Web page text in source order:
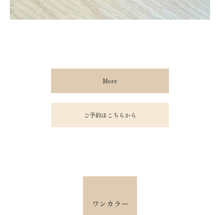
More
ご予約はこちらから
ワンカラー